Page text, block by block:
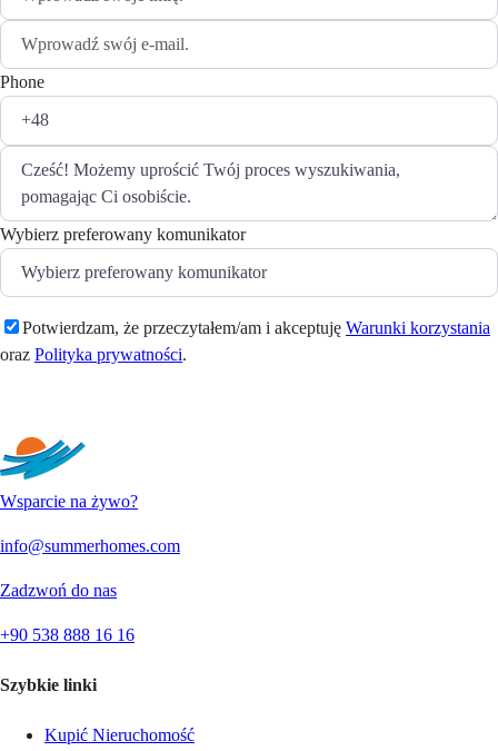
Phone
Wybierz preferowany komunikator
Potwierdzam, że przeczytałem/am i akceptuję Warunki korzystania
oraz Polityka prywatności.
Wsparcie na żywo?
info@summerhomes.com
Zadzwoń do nas
+90 538 888 16 16
Szybkie linki
Kupić Nieruchomość